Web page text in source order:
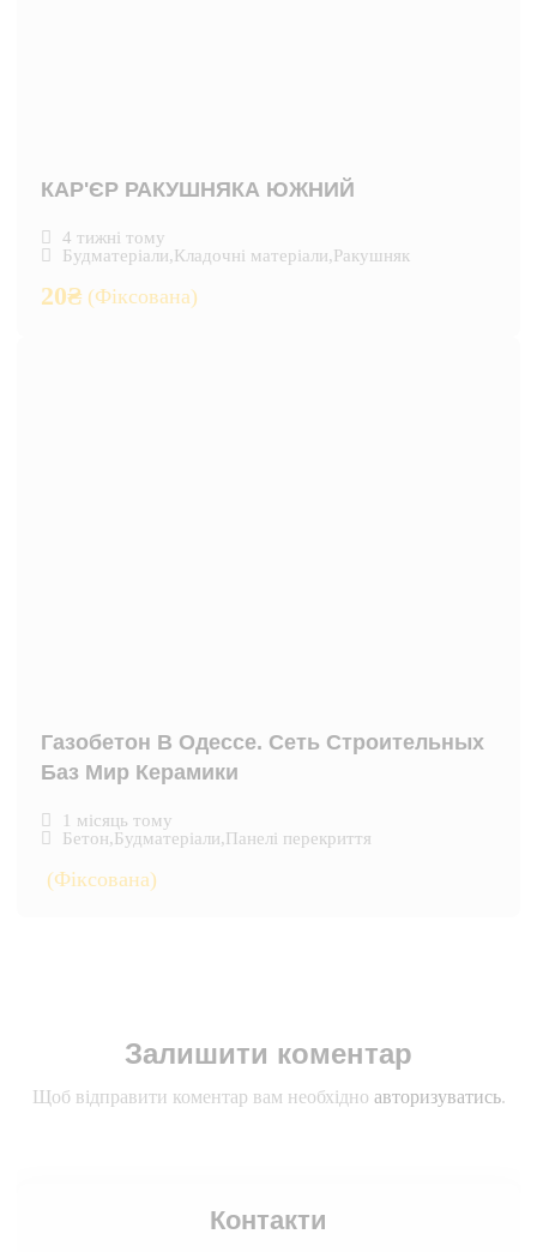
КАР'ЄР РАКУШНЯКА ЮЖНИЙ
4 тижні тому
Будматеріали,Кладочні матеріали,Ракушняк
20₴ (Фіксована)
Газобетон В Одессе. Сеть Строительных
Баз Мир Керамики
1 місяць тому
Бетон,Будматеріали,Панелі перекриття
(Фіксована)
Залишити коментар
Щоб відправити коментар вам необхідно авторизуватись.
Контакти